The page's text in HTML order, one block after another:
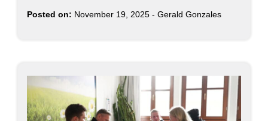
Posted on: November 19, 2025 - Gerald Gonzales